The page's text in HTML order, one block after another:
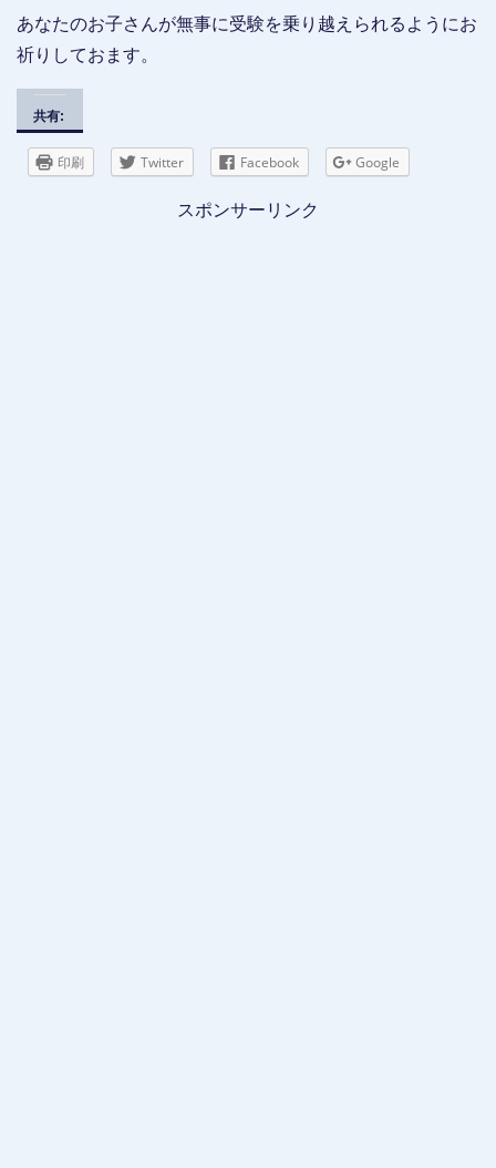
あなたのお子さんが無事に受験を乗り越えられるようにお
祈りしておます。
共有:
印刷 Twitter Facebook Google
スポンサーリンク